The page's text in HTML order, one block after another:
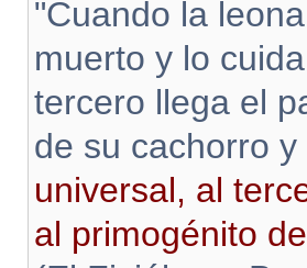
"Cuando la
muerto y lo
tercero llega el
de su cachorro
universal, al
al primogénito